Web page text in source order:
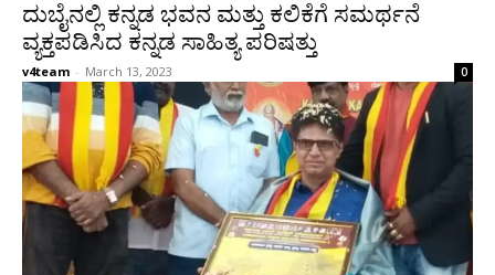
ದುಬೈನಲ್ಲಿ ಕನ್ನಡ ಭವನ ಮತ್ತು ಕಲಿಕೆಗೆ ಸಮರ್ಥನೆ
ವ್ಯಕ್ತಪಡಿಸಿದ ಕನ್ನಡ ಸಾಹಿತ್ಯ ಪರಿಷತ್ತು
v4team - March 13, 2023 0